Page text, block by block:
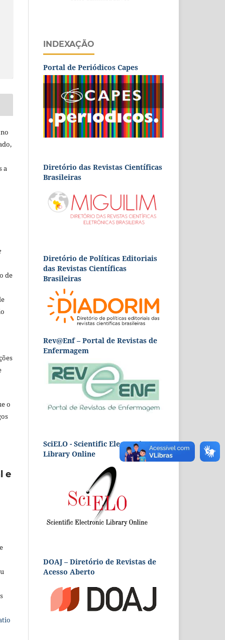
a
de
o
e
INDEXAÇÃO
Portal de Periódicos Capes
Diretório das Revistas Científicas
Brasileiras
Diretório de Políticas Editoriais
das Revistas Científicas
Brasileiras
Rev@Enf – Portal de Revistas de
Enfermagem
SciELO - Scientific Electronic
Library Online
DOAJ – Diretório de Revistas de
Acesso Aberto